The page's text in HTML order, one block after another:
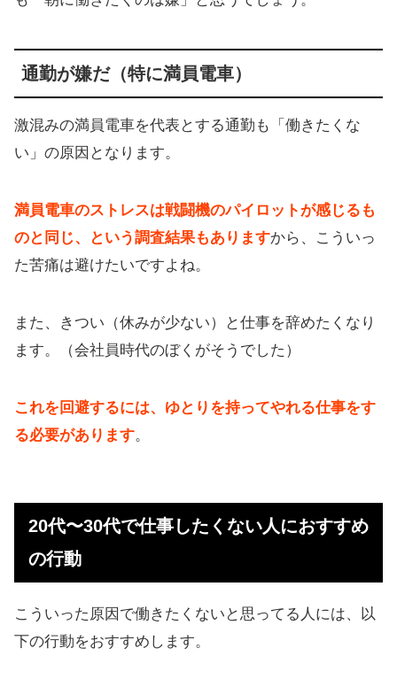
通勤が嫌だ（特に満員電車）
激混みの満員電車を代表とする通勤も「働きたくな
い」の原因となります。
満員電車のストレスは戦闘機のパイロットが感じるも
のと同じ、という調査結果もありますから、こういっ
た苦痛は避けたいですよね。
また、きつい（休みが少ない）と仕事を辞めたくなり
ます。（会社員時代のぼくがそうでした）
これを回避するには、ゆとりを持ってやれる仕事をす
る必要があります。
20代〜30代で仕事したくない人におすすめ
の行動
こういった原因で働きたくないと思ってる人には、以
下の行動をおすすめします。